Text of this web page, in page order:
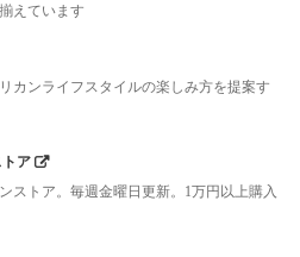
えています
カンライフスタイルの楽しみ方を提案す
ア
ストア。毎週金曜日更新。1万円以上購入